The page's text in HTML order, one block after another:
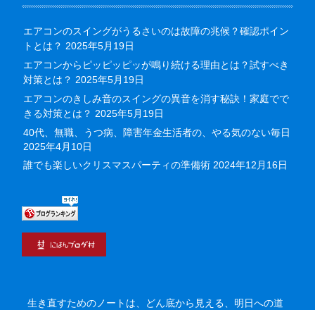
エアコンのスイングがうるさいのは故障の兆候？確認ポイン
トとは？ 2025年5月19日
エアコンからピッピッピッが鳴り続ける理由とは？試すべき
対策とは？ 2025年5月19日
エアコンのきしみ音のスイングの異音を消す秘訣！家庭でで
きる対策とは？ 2025年5月19日
40代、無職、うつ病、障害年金生活者の、やる気のない毎日
2025年4月10日
誰でも楽しいクリスマスパーティの準備術 2024年12月16日
生き直すためのノートは、どん底から見える、明日への道